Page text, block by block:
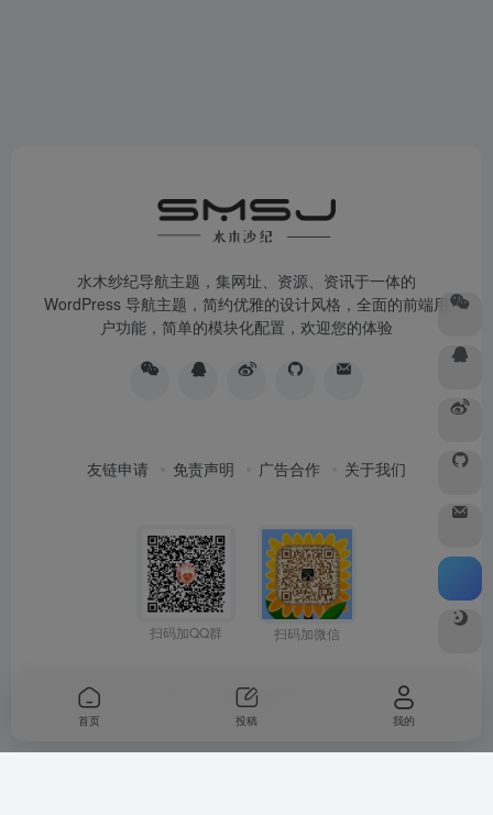
水木纱纪导航主题，集网址、资源、资讯于一体的
WordPress 导航主题，简约优雅的设计风格，全面的前端用
户功能，简单的模块化配置，欢迎您的体验
友链申请 免责声明 广告合作 关于我们
扫码加QQ群 扫码加微信
Copyright © 2026 OneNav
首页 投稿 我的